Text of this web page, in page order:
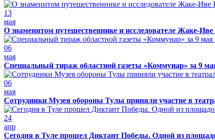
13
мая
О знаменитом путешественнике и исследователе Жаке-
06
мая
Специальный тираж областной газеты «Коммунар» за 9
06
мая
Сотрудники Музея обороны Тулы приняли участие в
24
апр
Сегодня в Туле прошел Диктант Победы. Одной из